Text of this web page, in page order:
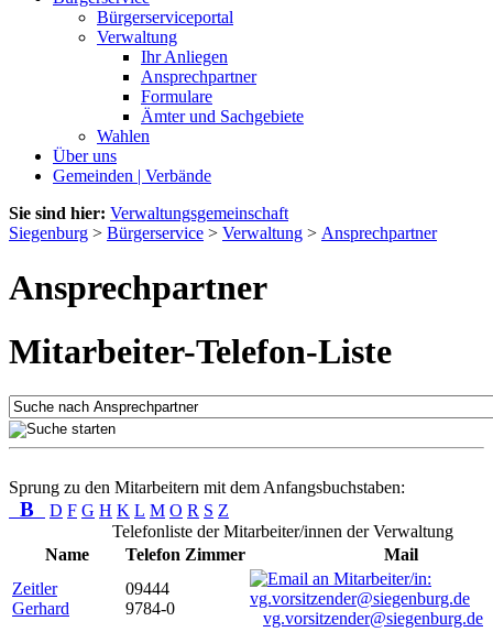
Bürgerserviceportal
Verwaltung
Ihr Anliegen
Ansprechpartner
Formulare
Ämter und Sachgebiete
Wahlen
Über uns
Gemeinden | Verbände
Sie sind hier: Verwaltungsgemeinschaft
Siegenburg > Bürgerservice > Verwaltung > Ansprechpartner
Ansprechpartner
Mitarbeiter-Telefon-Liste
Sprung zu den Mitarbeitern mit dem Anfangsbuchstaben:
B D F G H K L M O R S Z
Telefonliste der Mitarbeiter/innen der Verwaltung
Name
Telefon Zimmer
Mail
Zeitler
Gerhard
09444
9784-0
vg.vorsitzender@siegenburg.de